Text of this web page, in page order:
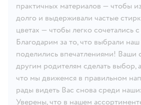
практичных материалов — чтобы
долго и выдерживали частые
цветах — чтобы легко сочетались
Благодарим за то, что выбрали
поделились впечатлениями! Ваши
другим родителям сделать выбор,
что мы движемся в правильном
рады видеть Вас снова среди
Уверены, что в нашем